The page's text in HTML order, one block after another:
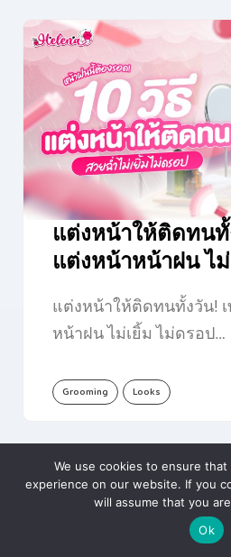
แต่งหน้าให้ติดทนทั้
แต่งหน้าหน้าฝน ไ
แต่งหน้าให้ติดทนทั้งวัน!
หน้าฝน ไม่เยิ้ม ไม่ดรอป…
Grooming Looks
We use cookies to ensure
experience on our website. If you
will assume that you
Ok